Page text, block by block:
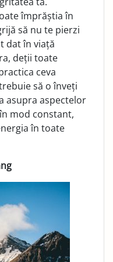
împrăștia în
să nu te pierzi
dat în viață
deții toate
ceva
să o înveți
asupra aspectelor
mod constant,
în toate